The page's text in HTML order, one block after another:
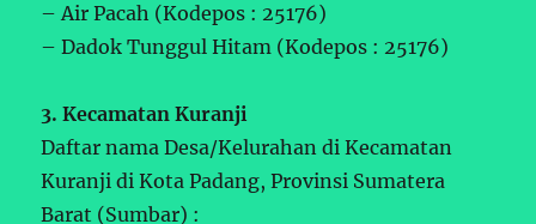
– Air Pacah (Kodepos : 25176)
– Dadok Tunggul Hitam (Kodepos : 25176)
3. Kecamatan Kuranji
Daftar nama Desa/Kelurahan di Kecamatan
Kuranji di Kota Padang, Provinsi Sumatera
Barat (Sumbar) :